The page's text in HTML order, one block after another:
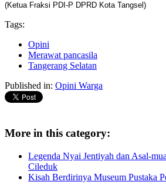
(Ketua Fraksi PDI-P DPRD Kota Tangsel)
Tags:
Opini
Merawat pancasila
Tangerang Selatan
Published in: Opini Warga
More in this category:
Legenda Nyai Jentiyah dan Asal-
Cileduk
Kisah Berdirinya Museum Pustaka